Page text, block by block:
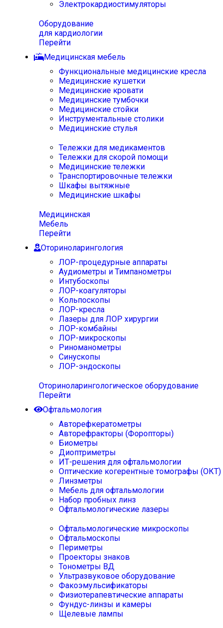
Электрокардиостимуляторы
Оборудование
для кардиологии
Перейти
Медицинская мебель
Функциональные медицинские кресла
Медицинские кушетки
Медицинские кровати
Медицинские тумбочки
Медицинские стойки
Инструментальные столики
Медицинские стулья
Тележки для медикаментов
Тележки для скорой помощи
Медицинские тележки
Транспортировочные тележки
Шкафы вытяжные
Медицинские шкафы
Медицинская
Мебель
Перейти
Оториноларингология
ЛОР-процедурные аппараты
Аудиометры и Тимпанометры
Интубоскопы
ЛОР-коагуляторы
Кольпоскопы
ЛОР-кресла
Лазеры для ЛОР хирургии
ЛОР-комбайны
ЛОР-микроскопы
Риноманометры
Синускопы
ЛОР-эндоскопы
Оториноларингологическое оборудование
Перейти
Офтальмология
Авторефкератометры
Авторефракторы (Форопторы)
Биометры
Диоптриметры
ИТ-решения для офтальмологии
Оптические когерентные томографы (ОКТ)
Линзметры
Мебель для офтальмологии
Набор пробных линз
Офтальмологические лазеры
Офтальмологические микроскопы
Офтальмоскопы
Периметры
Проекторы знаков
Тонометры ВД
Ультразвуковое оборудование
Факоэмульсификаторы
Физиотерапевтические аппараты
Фундус-линзы и камеры
Щелевые лампы